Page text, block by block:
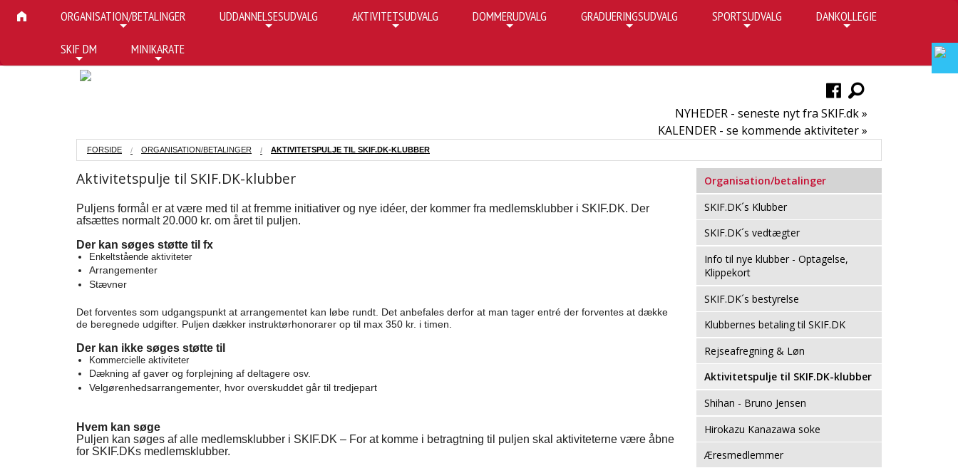
ORGANISATION/BETALINGER UDDANNELSESUDVALG AKTIVITETSUDVALG DOMMERUDVALG GRADUERINGSUDVALG SPORTSUDVALG DANKOLLEGIE
+
SKIF DM MINIKARATE
NYHEDER - seneste nyt fra SKIF.dk »
KALENDER - se kommende aktiviteter »
FORSIDE ORGANISATION/BETALINGER AKTIVITETSPULJE TIL SKIF.DK-KLUBBER
Aktivitetspulje til SKIF.DK-klubber
Puljens formål er at være med til at fremme initiativer og nye idéer, der kommer fra medlemsklubber i SKIF.DK. Der
afsættes normalt 20.000 kr. om året til puljen.
Der kan søges støtte til fx
Enkeltstående aktiviteter
Arrangementer
Stævner
Det forventes som udgangspunkt at arrangementet kan løbe rundt. Det anbefales derfor at man tager entré der forventes at dække
de beregnede udgifter. Puljen dækker instruktørhonorarer op til max 350 kr. i timen.
Der kan ikke søges støtte til
Kommercielle aktiviteter
Dækning af gaver og forplejning af deltagere osv.
Velgørenhedsarrangementer, hvor overskuddet går til tredjepart
Hvem kan søge
Puljen kan søges af alle medlemsklubber i SKIF.DK – For at komme i betragtning til puljen skal aktiviteterne være åbne
for SKIF.DKs medlemsklubber.
Organisation/betalinger
SKIF.DK´s Klubber
SKIF.DK´s vedtægter
Info til nye klubber - Optagelse,
Klippekort
SKIF.DK´s bestyrelse
Klubbernes betaling til SKIF.DK
Rejseafregning & Løn
Aktivitetspulje til SKIF.DK-klubber
Shihan - Bruno Jensen
Hirokazu Kanazawa soke
Æresmedlemmer